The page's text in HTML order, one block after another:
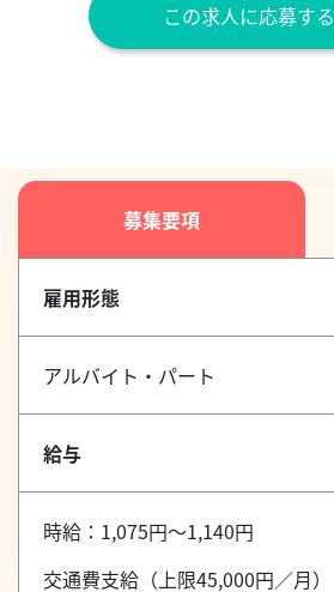
この求人に応募する
募集要項
雇用形態
アルバイト・パート
給与
時給：1,075円～1,140円
交通費支給（上限45,000円／月）